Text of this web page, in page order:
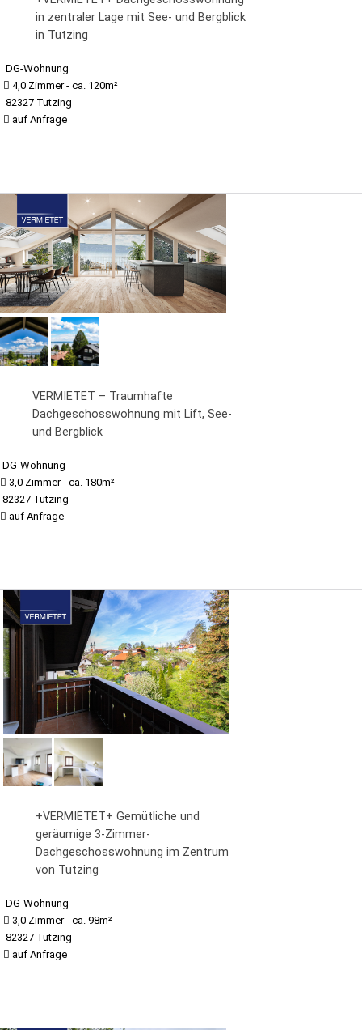
in zentraler Lage mit See- und Bergblick
in Tutzing
DG-Wohnung
4,0 Zimmer - ca. 120m²
82327 Tutzing
auf Anfrage
VERMIETET – Traumhafte
Dachgeschosswohnung mit Lift, See-
und Bergblick
DG-Wohnung
3,0 Zimmer - ca. 180m²
82327 Tutzing
auf Anfrage
+VERMIETET+ Gemütliche und
geräumige 3-Zimmer-
Dachgeschosswohnung im Zentrum
von Tutzing
DG-Wohnung
3,0 Zimmer - ca. 98m²
82327 Tutzing
auf Anfrage